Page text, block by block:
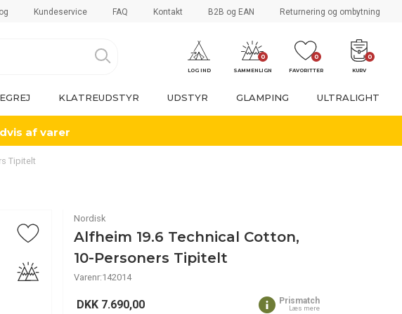
Kundeservice FAQ Kontakt B2B og EAN Returnering og ombytning
LOG IND
0
SAMMENLIGN
0
FAVORITTER
0
KURV
KLATREUDSTYR UDSTYR GLAMPING ULTRALIGHT
af varer
Tipitelt
Nordisk
Alfheim 19.6 Technical Cotton,
10-Personers Tipitelt
Varenr:142014
DKK 7.690,00 Prismatch
Læs mere